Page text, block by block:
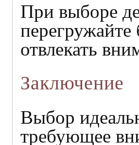
При выборе
отвлекать
Заключение
Выбор
требующее